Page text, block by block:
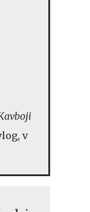
v